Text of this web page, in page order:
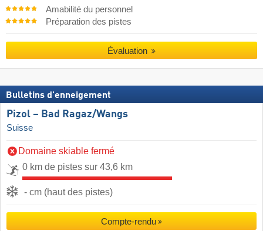
Amabilité du personnel
Préparation des pistes
Évaluation
Bulletins d'enneigement
Pizol – Bad Ragaz/​Wangs
Suisse
Domaine skiable fermé
0 km de pistes sur 43,6 km
- cm (haut des pistes)
Compte-rendu